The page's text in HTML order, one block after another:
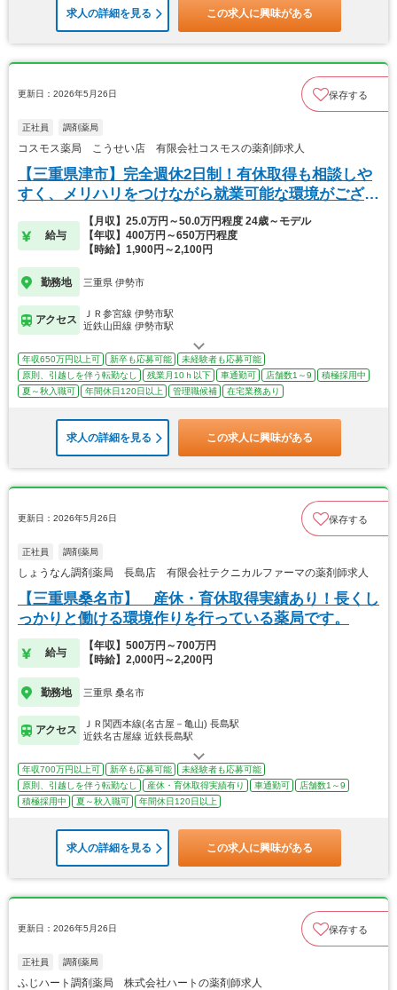
求人の詳細を見る この求人に興味がある
更新日：2026年5月26日 保存する
正社員 調剤薬局
コスモス薬局 こうせい店 有限会社コスモスの薬剤師求人
【三重県津市】完全週休2日制！有休取得も相談しや
すく、メリハリをつけながら就業可能な環境がござい
給与
【月収】25.0万円～50.0万円程度 24歳～モデル
【年収】400万円～650万円程度
【時給】1,900円～2,100円
勤務地 三重県 伊勢市
アクセス
ＪＲ参宮線 伊勢市駅
近鉄山田線 伊勢市駅
年収650万円以上可 新卒も応募可能
未経験者も応募可能
原則、引越しを伴う転勤なし
残業月10ｈ以下 車通勤可 店舗数1～9
積極採用中
夏～秋入職可
年間休日120日以上 管理職候補 在宅業務あり
求人の詳細を見る この求人に興味がある
更新日：2026年5月26日 保存する
正社員 調剤薬局
しょうなん調剤薬局 長島店 有限会社テクニカルファーマの薬剤師求人
【三重県桑名市】 産休・育休取得実績あり！長くし
っかりと働ける環境作りを行っている薬局です。
給与
【年収】500万円～700万円
【時給】2,000円～2,200円
勤務地 三重県 桑名市
アクセス
ＪＲ関西本線(名古屋－亀山) 長島駅
近鉄名古屋線 近鉄長島駅
年収700万円以上可 新卒も応募可能
未経験者も応募可能
原則、引越しを伴う転勤なし
産休・育休取得実績有り 車通勤可
店舗数1～9
積極採用中
夏～秋入職可 年間休日120日以上
求人の詳細を見る この求人に興味がある
更新日：2026年5月26日 保存する
正社員 調剤薬局
ふじハート調剤薬局 株式会社ハートの薬剤師求人